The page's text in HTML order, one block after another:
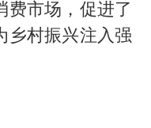
费市场，促进了
乡村振兴注入强